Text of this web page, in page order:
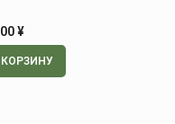
¥
КОРЗИНУ